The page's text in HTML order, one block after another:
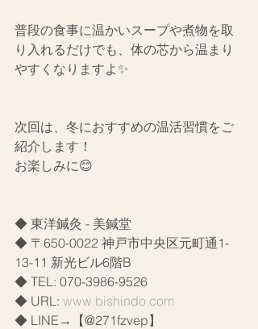
普段の食事に温かいスープや煮物を取
り入れるだけでも、体の芯から温まり
やすくなりますよ✨
次回は、冬におすすめの温活習慣をご
紹介します！
お楽しみに😊
◆ 東洋鍼灸 - 美鍼堂
◆ 〒650-0022 神戸市中央区元町通1-
13-11 新光ビル6階B
◆ TEL: 070-3986-9526
◆ URL: www.bishindo.com
◆ LINE→【@271fzvep】